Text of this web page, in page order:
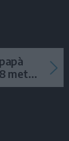
metri